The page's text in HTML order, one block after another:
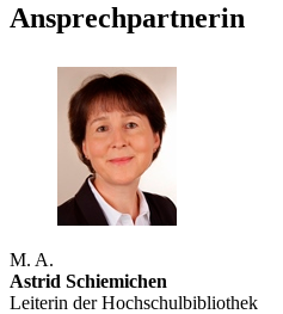
Ansprechpartnerin
M. A.
Astrid Schiemichen
Leiterin der Hochschulbibliothek